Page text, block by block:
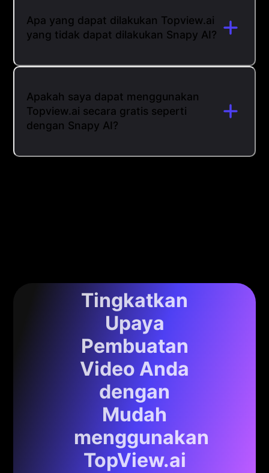
Apa yang dapat dilakukan Topview.ai
yang tidak dapat dilakukan Snapy AI?
Apakah saya dapat menggunakan
Topview.ai secara gratis seperti
dengan Snapy AI?
Tingkatkan
Upaya
Pembuatan
Video Anda
dengan
Mudah
menggunakan
TopView.ai